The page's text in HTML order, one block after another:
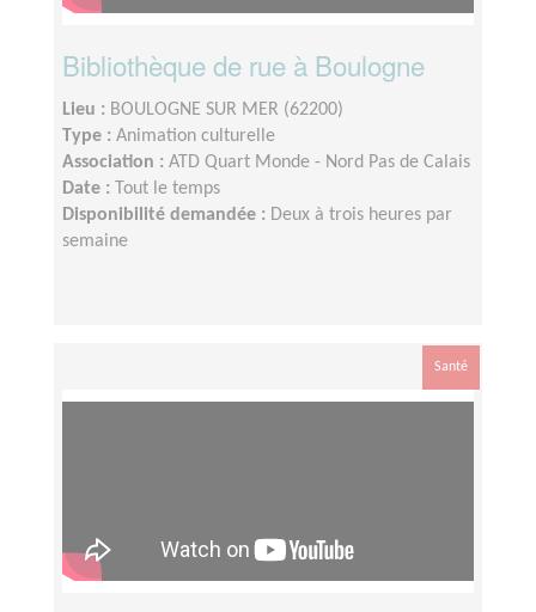
Bibliothèque de rue à Boulogne
Lieu : BOULOGNE SUR MER (62200)
Type : Animation culturelle
Association : ATD Quart Monde - Nord Pas de Calais
Date :
Tout le temps
Disponibilité demandée : Deux à trois heures par
semaine
Santé